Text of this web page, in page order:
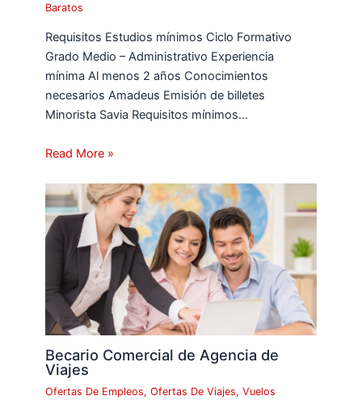
Baratos
Requisitos Estudios mínimos Ciclo Formativo
Grado Medio – Administrativo Experiencia
mínima Al menos 2 años Conocimientos
necesarios Amadeus Emisión de billetes
Minorista Savia Requisitos mínimos…
Read More »
Becario Comercial de Agencia de
Viajes
Ofertas De Empleos,Ofertas De Viajes,Vuelos